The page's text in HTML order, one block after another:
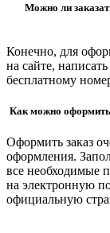
Можно ли
Конечно, для
на сайте,
бесплатному
Как можно оформить
Оформить заказ
оформления.
все необходимые
на электронную
официальную